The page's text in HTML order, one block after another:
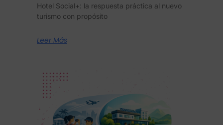
Hotel Social+: la respuesta práctica al nuevo
turismo con propósito
Leer Más